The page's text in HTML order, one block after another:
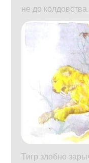
не до колдовства.
Тигр злобно